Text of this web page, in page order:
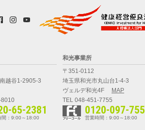
越谷1-2905-3
65-2381
間：9:00～18:00
和光事業所
〒351-0112
埼玉県和光市丸山台1-4-3
ヴェルデ和光4F
MAP
TEL 048-451-7755
0120-097-755
営業時間：9:00～18:00